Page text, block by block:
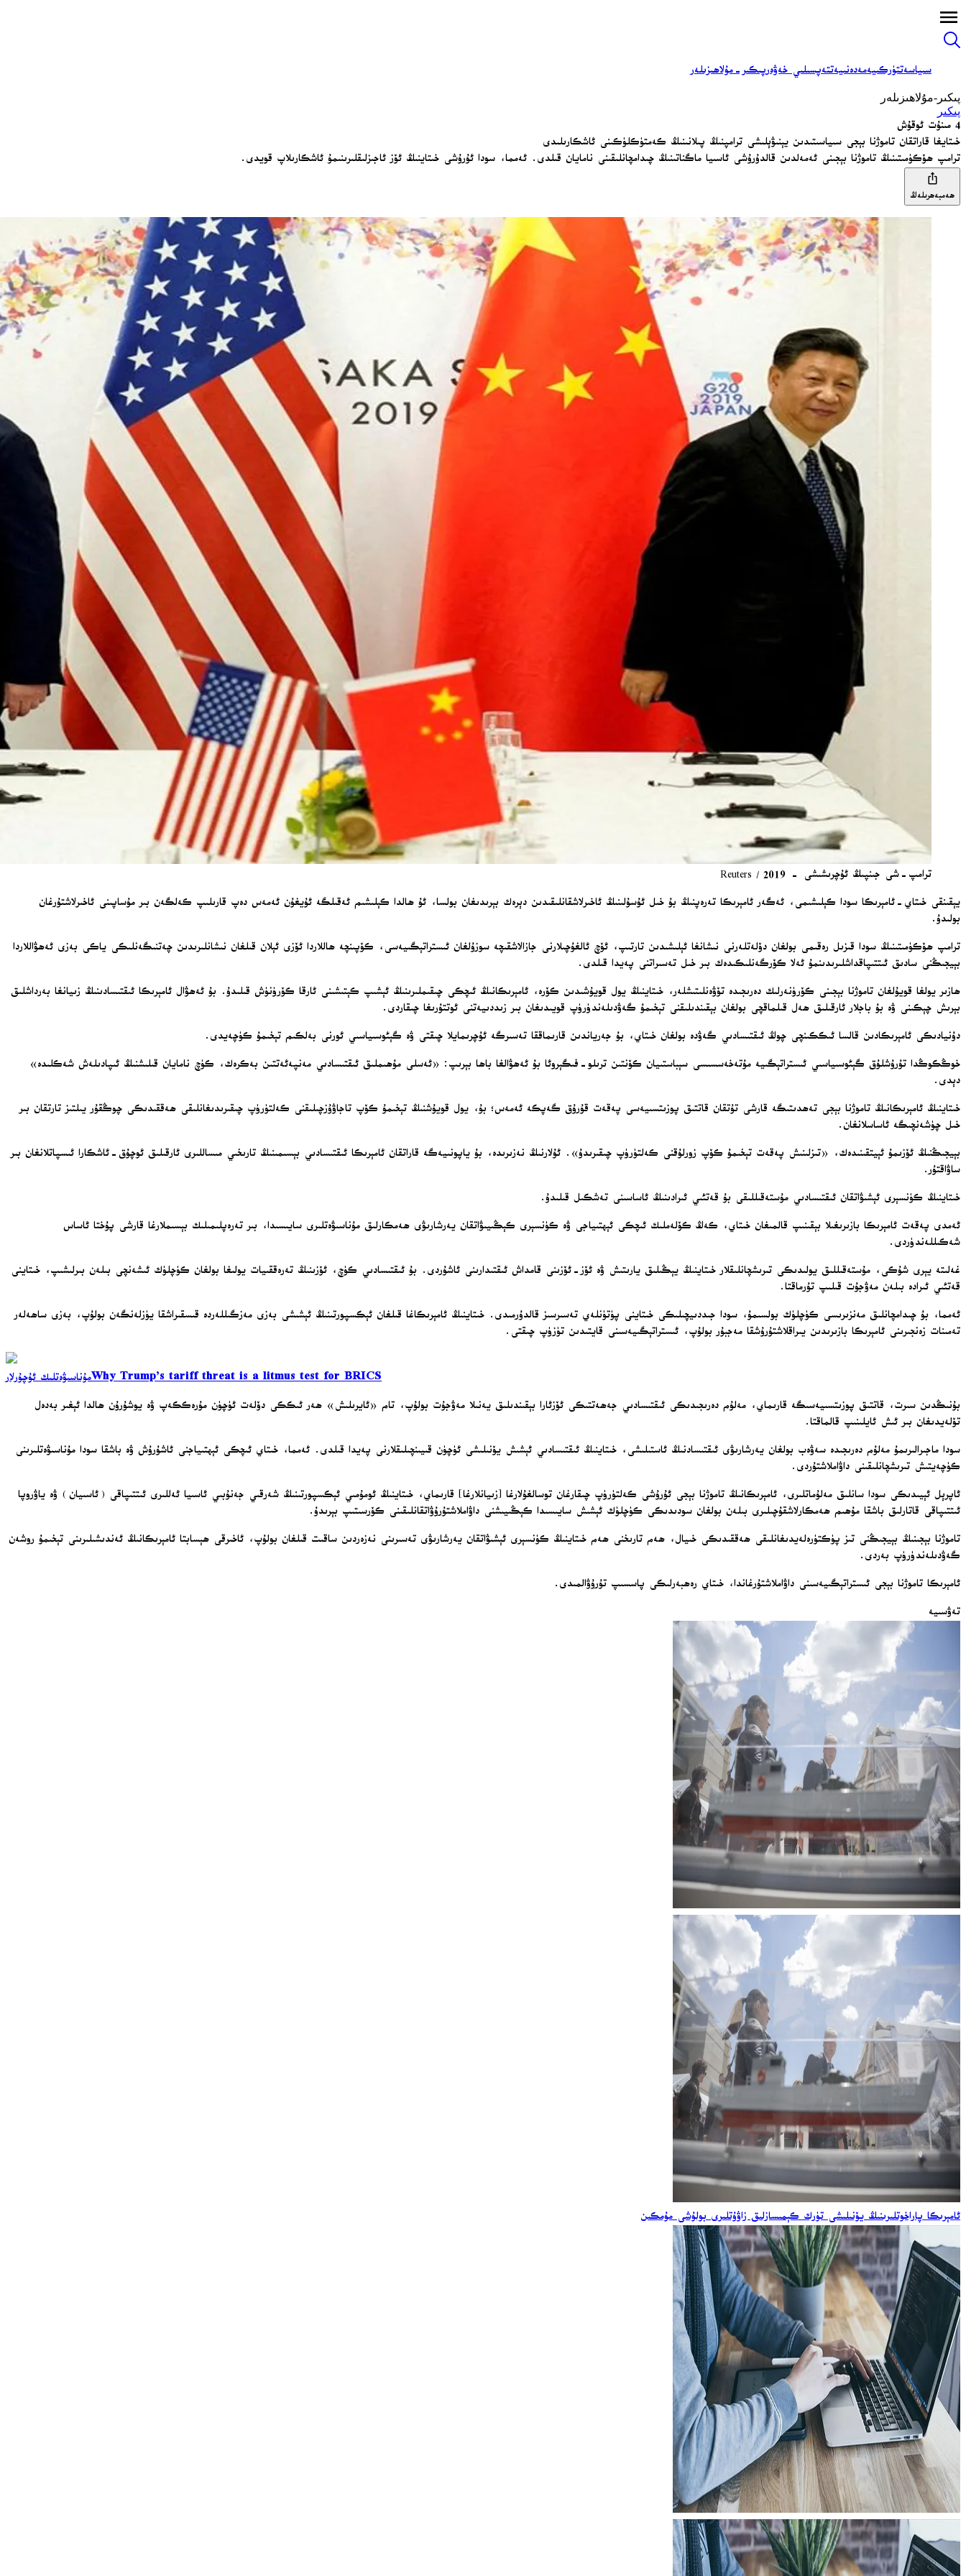
سىياسەتتۈركىيەمەدەنىيەتتەپسىلىي خەۋەرپىكىر-مۇلاھىزىلەر
پىكىر-مۇلاھىزىلەر
پىكىر
4 مىنۇت ئوقۇش
خىتايغا قاراتقان تاموژنا بېجى سىياسىتىدىن يېنىۋېلىشى ترامپنىڭ پىلانىنىڭ كەمتۈكلۈكىنى ئاشكارىلىدى
ترامپ ھۆكۈمىتىنىڭ تاموژنا بېجىنى ئەمەلدىن قالدۇرۇشى ئاسىيا ماگناتىنىڭ چىدامچانلىقىنى نامايان قىلدى. ئەمما، سودا ئۇرۇشى خىتاينىڭ ئۆز ئاجىزلىقلىرىنىمۇ ئاشكارىلاپ قويدى.
ھەمبەھرىلەڭ
ترامپ-شى جىنپىڭ ئۇچرىشىشى - 2019 / Reuters
يېقىنقى خىتاي-ئامېرىكا سودا كېلىشىمى، ئەگەر ئامېرىكا تەرەپنىڭ بۇ خىل ئۇسۇلىنىڭ ئاخىرلاشقانلىقىدىن دېرەك بېرىدىغان بولسا، ئۇ ھالدا كېلىشىم ئەقىلگە ئۇيغۇن ئەمەس دەپ قارىلىپ كەلگەن بىر مۇساپىنى ئاخىرلاشتۇرغان
بولىدۇ.
ترامپ ھۆكۈمىتىنىڭ سودا قىزىل رەقىمى بولغان دۆلەتلەرنى نىشانغا ئېلىشىدىن تارتىپ، ئۆچ ئالغۇچىلارنى جازالاشقىچە سوزۇلغان ئىستراتېگىيەسى، كۆپىنچە ھاللاردا ئۆزى ئېلان قىلغان نىشانلىرىدىن چەتنىگەنلىكى ياكى بەزى ئەھۋاللاردا
بېيجىڭنى سادىق ئىتتىپاقداشلىرىدىنمۇ ئەلا كۆرگەنلىكىدەك بىر خىل تەسىراتنى پەيدا قىلدى.
ھازىر يولغا قويۇلغان تاموژنا بېجىنى كۆرۈنەرلىك دەرىجىدە تۆۋەنلىتىشلەر، خىتاينىڭ يول قويۇشىدىن كۆرە، ئامېرىكانىڭ ئىچكى چىقىملىرىنىڭ ئېشىپ كېتىشىنى ئارقا كۆرۈنۈش قىلىدۇ. بۇ ئەھۋال ئامېرىكا ئىقتىسادىنىڭ زىيانغا بەرداشلىق
بېرىش چېكىنى ۋە بۇ باجلار ئارقىلىق ھەل قىلماقچى بولغان بېقىندىلىقنى تېخىمۇ گەۋدىلەندۈرۈپ قويىدىغان بىر زىددىيەتنى ئوتتۇرىغا چىقاردى.
دۇنيادىكى ئامېرىكادىن قالسا ئىككىنچى چوڭ ئىقتىسادىي گەۋدە بولغان خىتاي، بۇ جەرياندىن قارىماققا تەسىرگە ئۇچرىمايلا چىقتى ۋە گېئوسىياسىي ئورنى بەلكىم تېخىمۇ كۈچەيدى.
خوڭكوڭدا تۇرۇشلۇق گېئوسىياسىي ئىستراتېگىيە مۇتەخەسسىسى سېباستىيان كۆنتىن ترىلو-فىگېروئا بۇ ئەھۋالغا باھا بېرىپ: «ئەسلى مۇھىملىق ئىقتىسادىي مەنپەئەتتىن بەكرەك، كۈچ نامايان قىلىشنىڭ ئىپادىلەش شەكلىدە»
دېدى.
خىتاينىڭ ئامېرىكانىڭ تاموژنا بېجى تەھدىتىگە قارشى تۇتقان قاتتىق پوزىتسىيەسى پەقەت قۇرۇق گەپكە ئەمەس؛ بۇ، يول قويۇشنىڭ تېخىمۇ كۆپ تاجاۋۇزچىلىقنى كەلتۈرۈپ چىقىرىدىغانلىقى ھەققىدىكى چوڭقۇر يىلتىز تارتقان بىر
خىل چۈشەنچىگە ئاساسلانغان.
بېيجىڭنىڭ ئۆزىمۇ ئېيتقىنىدەك، «تىزلىنىش پەقەت تېخىمۇ كۆپ زورلۇقنى كەلتۈرۈپ چىقىرىدۇ». ئۇلارنىڭ نەزىرىدە، بۇ ياپونىيەگە قاراتقان ئامېرىكا ئىقتىسادىي بېسىمىنىڭ تارىخىي مىساللىرى ئارقىلىق ئوچۇق-ئاشكارا ئىسپاتلانغان بىر
ساۋاقتۇر.
خىتاينىڭ كۈنسېرى ئېشىۋاتقان ئىقتىسادىي مۇستەقىللىقى بۇ قەتئىي ئىرادىنىڭ ئاساسىنى تەشكىل قىلىدۇ.
ئەمدى پەقەت ئامېرىكا بازىرىغىلا بېقىنىپ قالمىغان خىتاي، كەڭ كۆلەملىك ئىچكى ئېھتىياجى ۋە كۈنسېرى كېڭىيىۋاتقان يەرشارىۋى ھەمكارلىق مۇناسىۋەتلىرى سايىسىدا، بىر تەرەپلىمىلىك بېسىملارغا قارشى پۇختا ئاساس
شەكىللەندۈردى.
غەلىتە يېرى شۇكى، مۇستەقىللىق يولىدىكى تىرىشچانلىقلار خىتاينىڭ يېڭىلىق يارىتىش ۋە ئۆز-ئۆزىنى قامداش ئىقتىدارىنى ئاشۇردى. بۇ ئىقتىسادىي كۈچ، ئۆزىنىڭ تەرەققىيات يولىغا بولغان كۈچلۈك ئىشەنچى بىلەن بىرلىشىپ، خىتاينى
قەتئىي ئىرادە بىلەن مەۋجۇت قىلىپ تۇرماقتا.
ئەمما، بۇ چىدامچانلىق مەنزىرىسى كۈچلۈك بولسىمۇ، سودا جىددىيچىلىكى خىتاينى پۈتۈنلەي تەسىرسىز قالدۇرمىدى. خىتاينىڭ ئامېرىكاغا قىلغان ئېكسپورتىنىڭ ئېشىشى بەزى مەزگىللەردە قىسقىراشقا يۈزلەنگەن بولۇپ، بەزى ساھەلەر
تەمىنات زەنجىرىنى ئامېرىكا بازىرىدىن يىراقلاشتۇرۇشقا مەجبۇر بولۇپ، ئىستراتېگىيەسىنى قايتىدىن تۈزۈپ چىقتى.
مۇناسىۋەتلىك ئۇچۇرلارWhy Trump’s tariff threat is a litmus test for BRICS
بۇنىڭدىن سىرت، قاتتىق پوزىتسىيەسىگە قارىماي، مەلۇم دەرىجىدىكى ئىقتىسادىي جەھەتتىكى ئۆزئارا بېقىندىلىق يەنىلا مەۋجۇت بولۇپ، تام «ئايرىلىش» ھەر ئىككى دۆلەت ئۈچۈن مۇرەككەپ ۋە يوشۇرۇن ھالدا ئېغىر بەدەل
تۆلەيدىغان بىر ئىش ئايلىنىپ قالماقتا.
سودا ماجىرالىرىمۇ مەلۇم دەرىجىدە سەۋەب بولغان يەرشارىۋى ئىقتىسادنىڭ ئاستىلىشى، خىتاينىڭ ئىقتىسادىي ئېشىش يۆنىلىشى ئۈچۈن قىيىنچىلىقلارنى پەيدا قىلدى. ئەمما، خىتاي ئىچكى ئېھتىياجنى ئاشۇرۇش ۋە باشقا سودا مۇناسىۋەتلىرىنى
كۈچەيتىش تىرىشچانلىقىنى داۋاملاشتۇردى.
ئاپرېل ئېيىدىكى سودا سانلىق مەلۇماتلىرى، ئامېرىكانىڭ تاموژنا بېجى ئۇرۇشى كەلتۈرۈپ چىقارغان توسالغۇلارغا [زىيانلارغا] قارىماي، خىتاينىڭ ئومۇمىي ئېكسپورتىنىڭ شەرقىي جەنۇبىي ئاسىيا ئەللىرى ئىتتىپاقى (ئاسىيان) ۋە ياۋروپا
ئىتتىپاقى قاتارلىق باشقا مۇھىم ھەمكارلاشقۇچىلىرى بىلەن بولغان سودىدىكى كۈچلۈك ئېشىش سايىسىدا كېڭىيىشنى داۋاملاشتۇرۇۋاتقانلىقىنى كۆرسىتىپ بېرىدۇ.
تاموژنا بېجىنىڭ بېيجىڭنى تىز پۈكتۈرەلەيدىغانلىقى ھەققىدىكى خىيال، ھەم تارىخنى ھەم خىتاينىڭ كۈنسېرى ئېشىۋاتقان يەرشارىۋى تەسىرىنى نەزەردىن ساقىت قىلغان بولۇپ، ئاخىرقى ھېسابتا ئامېرىكانىڭ ئەندىشىلىرىنى تېخىمۇ روشەن
گەۋدىلەندۈرۈپ بەردى.
ئامېرىكا تاموژنا بېجى ئىستراتېگىيەسىنى داۋاملاشتۇرغاندا، خىتاي رەھبەرلىكى پاسسىپ تۇرۇۋالمىدى.
تەۋسىيە
ئامېرىكا پاراخوتلىرىنىڭ يۆنىلىشى تۈرك كېمىسازلىق زاۋۇتلىرى بولۇشى مۇمكىن